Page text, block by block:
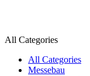
All Categories
All Categories
Messebau